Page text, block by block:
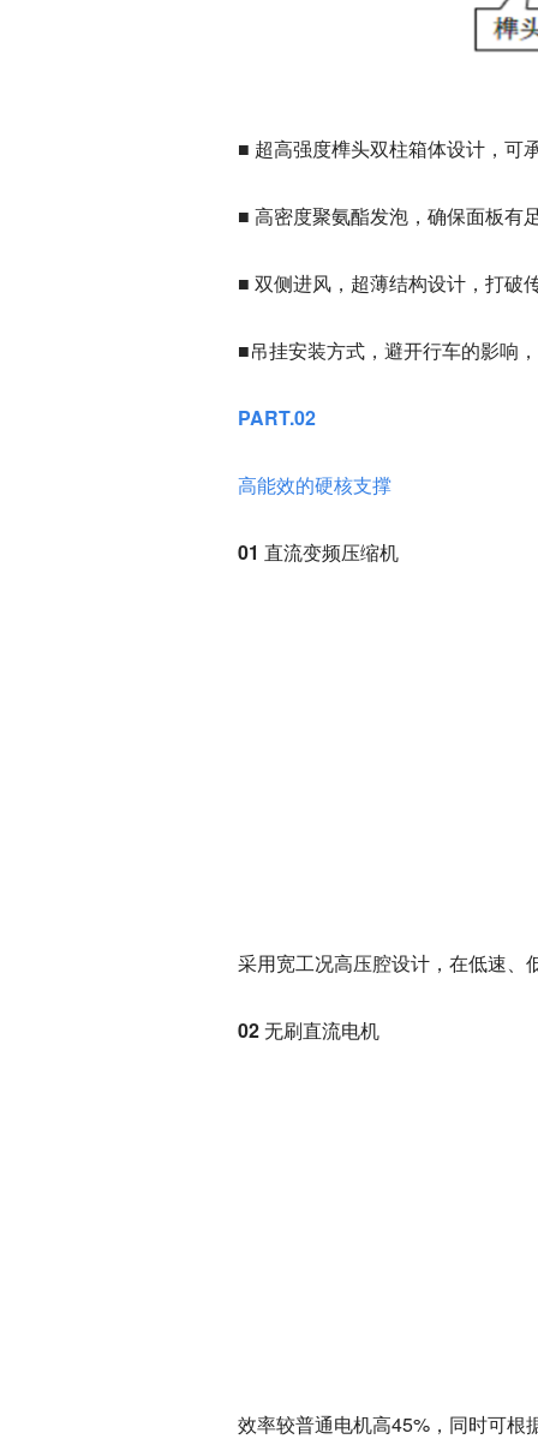
■ 超高强度榫头双柱箱体设计 ，可
■ 高密度聚氨酯发泡 ，确保面板有
■ 双侧进风， 超薄结构设计 ，打破
■吊挂安装方式，避开行车的影响
PART.02
高能效的硬核支撑
01 直流变频压缩机
采用宽工况高压腔设计，在低速、
02 无刷直流电机
效率较普通电机高45%，同时可根